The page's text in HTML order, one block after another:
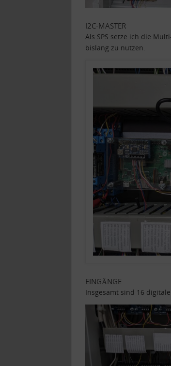
I2C-MASTER
Als SPS setze ich die
bislang zu nutzen.
EINGÄNGE
Insgesamt sind 16